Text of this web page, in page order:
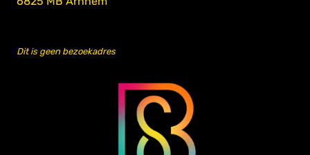
Dit is geen bezoekadres